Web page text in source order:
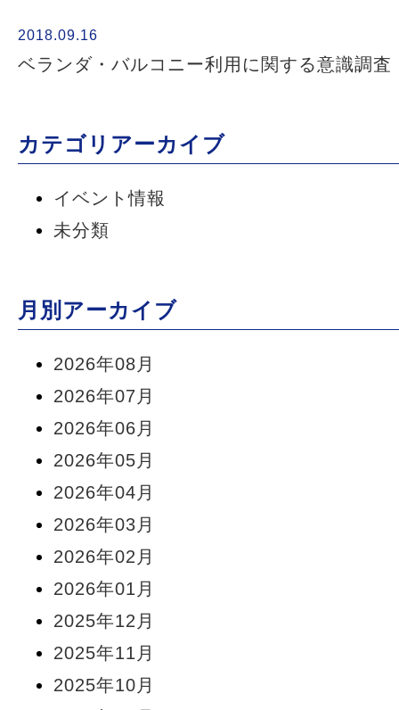
2018.09.16
ベランダ・バルコニー利用に関する意識調査
カテゴリアーカイブ
イベント情報
未分類
月別アーカイブ
2026年08月
2026年07月
2026年06月
2026年05月
2026年04月
2026年03月
2026年02月
2026年01月
2025年12月
2025年11月
2025年10月